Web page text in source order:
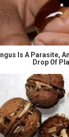
Is A Parasite,
Drop Of